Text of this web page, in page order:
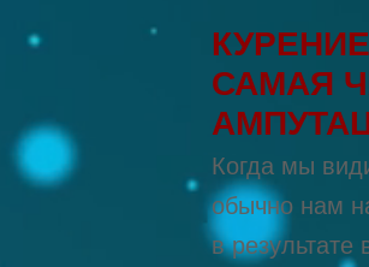
САМАЯ
Когда мы
обычно нам
в